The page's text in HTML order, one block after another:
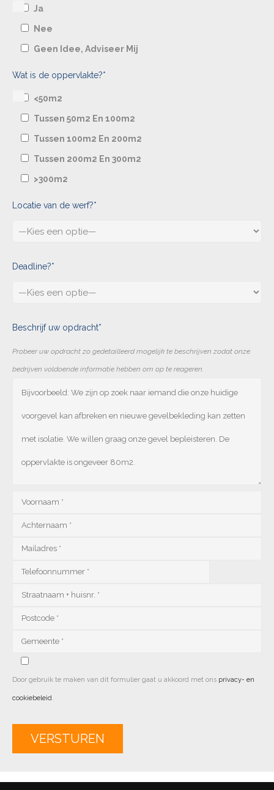
Ja
Nee
Geen Idee, Adviseer Mij
Wat is de oppervlakte?*
<50m2
Tussen 50m2 En 100m2
Tussen 100m2 En 200m2
Tussen 200m2 En 300m2
>300m2
Locatie van de werf?*
Deadline?*
Beschrijf uw opdracht*
Probeer uw opdracht zo gedetailleerd mogelijk te beschrijven zodat onze
bedrijven voldoende informatie hebben om op te reageren.
Door gebruik te maken van dit formulier gaat u akkoord met ons privacy- en
cookiebeleid.